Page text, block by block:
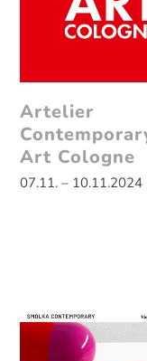
Artelier
Art Cologne
07.11. – 10.11.2024